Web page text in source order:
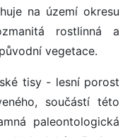
na území okresu
rostlinná a
vegetace.
tisy - lesní porost
součástí této
paleontologická